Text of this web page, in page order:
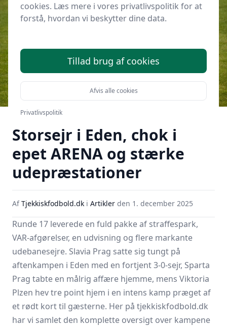
Runde 17 i Czech Liga:
Storsejr i Eden, chok i
epet ARENA og stærke
udepræstationer
AfTjekkiskfodbold.dk i Artikler den 1. december 2025
Runde 17 leverede en fuld pakke af straffespark,
VAR-afgørelser, en udvisning og flere markante
udebanesejre. Slavia Prag satte sig tungt på
aftenkampen i Eden med en fortjent 3-0-sejr, Sparta
Prag tabte en målrig affære hjemme, mens Viktoria
Plzen hev tre point hjem i en intens kamp præget af
et rødt kort til gæsterne. Her på tjekkiskfodbold.dk
har vi samlet den komplette oversigt over kampene
cookies. Læs mere i vores privatlivspolitik for at
forstå, hvordan vi beskytter dine data.
Tillad brug af cookies
Afvis alle cookies
Privatlivspolitik